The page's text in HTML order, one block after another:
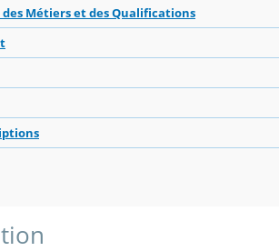
des Métiers et des Qualifications